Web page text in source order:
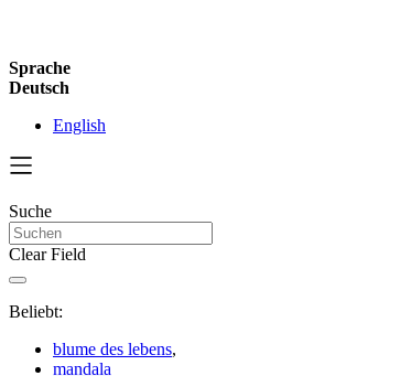
Sprache
Deutsch
English
Suche
Clear Field
Beliebt:
blume des lebens,
mandala